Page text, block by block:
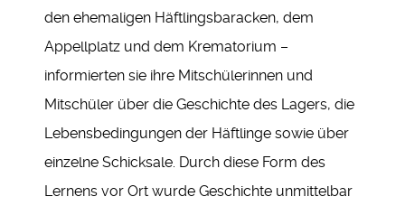
den ehemaligen Häftlingsbaracken, dem
Appellplatz und dem Krematorium –
informierten sie ihre Mitschülerinnen und
Mitschüler über die Geschichte des Lagers, die
Lebensbedingungen der Häftlinge sowie über
einzelne Schicksale. Durch diese Form des
Lernens vor Ort wurde Geschichte unmittelbar